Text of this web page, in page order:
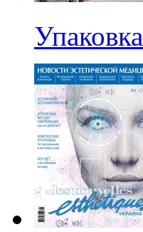
Упаковка